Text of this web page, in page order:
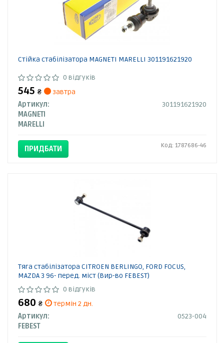
Стійка стабілізатора MAGNETI MARELLI 301191621920
0 відгуків
545 ₴
завтра
Артикул:
301191621920
MAGNETI
MARELLI
ПРИДБАТИ Код: 1787686-46
Тяга стабілізатора CITROEN BERLINGO, FORD FOCUS,
MAZDA 3 96- перед. міст (Вир-во FEBEST)
0 відгуків
680 ₴
термін 2 дн.
Артикул:
0523-004
FEBEST